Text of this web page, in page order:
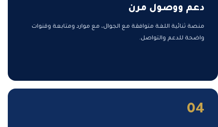
دعم ووصول مرن
منصة ثنائية اللغة متوافقة مع الجوال، مع موارد ومتابعة وقنوات
واضحة للدعم والتواصل.
04